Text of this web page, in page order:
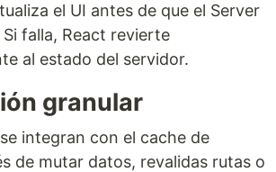
el UI antes de que el Server
falla, React revierte
al estado del servidor.
granular
integran con el cache de
de mutar datos, revalidas rutas o